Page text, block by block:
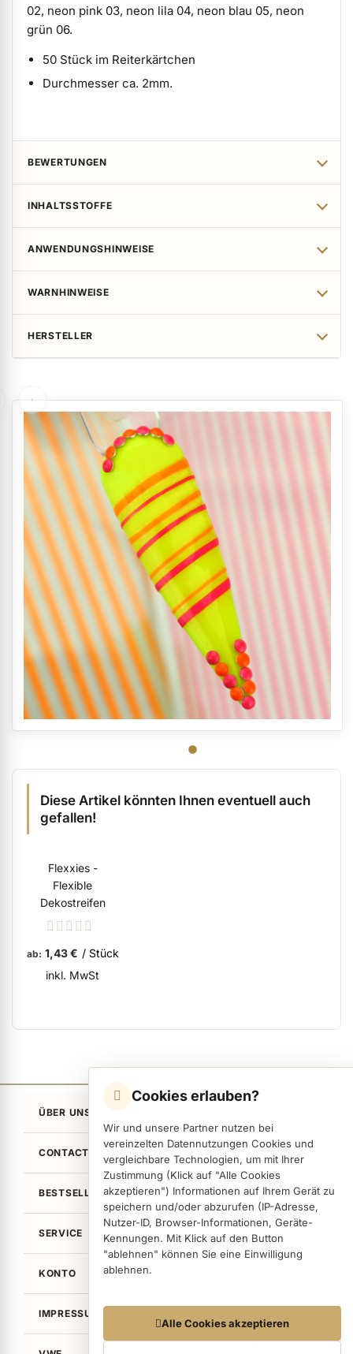
Cookies erlauben?
Wir und unsere Partner nutzen bei
vereinzelten Datennutzungen Cookies und
vergleichbare Technologien, um mit Ihrer
Zustimmung (Klick auf "Alle Cookies
akzeptieren") Informationen auf Ihrem Gerät zu
speichern und/oder abzurufen (IP-Adresse,
Nutzer-ID, Browser-Informationen, Geräte-
Kennungen. Mit Klick auf den Button
"ablehnen" können Sie eine Einwilligung
ablehnen.
Datennutzungen
Wir arbeiten mit Partnern zusammen, die von
Alle Cookies akzeptieren
02, neon pink 03, neon lila 04, neon blau 05, neon
grün 06.
50 Stück im Reiterkärtchen
Durchmesser ca. 2mm.
BEWERTUNGEN
INHALTSSTOFFE
ANWENDUNGSHINWEISE
WARNHINWEISE
HERSTELLER
Diese Artikel könnten Ihnen eventuell auch
gefallen!
Flexxies -
Flexible
Dekostreifen
Rating:
ab 1,43 € / Stück
inkl. MwSt
ÜBER UNS
CONTACT
BESTSELLER
SERVICE
KONTO
IMPRESSUM / LEGAL